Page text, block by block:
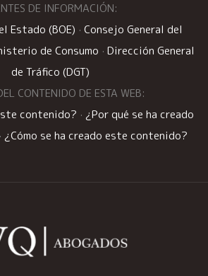
DE INFORMACIÓN:
Estado (BOE) · Consejo General del
de Consumo · Dirección General
de Tráfico (DGT)
CONTENIDO DE ESTA WEB:
contenido? · ¿Por qué se ha creado
· ¿Cómo se ha creado este contenido?